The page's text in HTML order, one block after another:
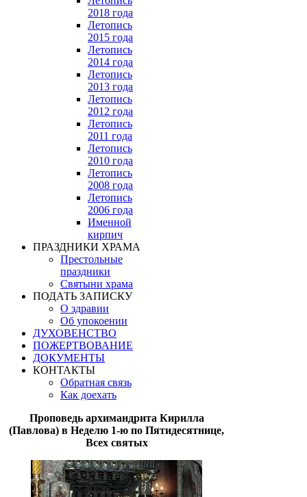
2018 года
Летопись
2015 года
Летопись
2014 года
Летопись
2013 года
Летопись
2012 года
Летопись
2011 года
Летопись
2010 года
Летопись
2008 года
Летопись
2006 года
Именной
кирпич
ПРАЗДНИКИ ХРАМА
Престольные
праздники
Святыни храма
ПОДАТЬ ЗАПИСКУ
О здравии
Об упокоении
ДУХОВЕНСТВО
ПОЖЕРТВОВАНИЕ
ДОКУМЕНТЫ
КОНТАКТЫ
Обратная связь
Как доехать
Проповедь архимандрита Кирилла
(Павлова) в Неделю 1-ю по Пятидесятнице,
Всех святых